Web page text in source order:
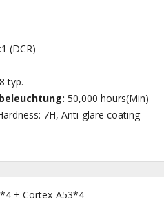
(DCR)
typ.
50,000 hours(Min)
7H, Anti-glare coating
+ Cortex-A53*4